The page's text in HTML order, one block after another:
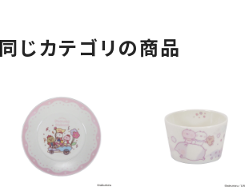
同じカテゴリの商品